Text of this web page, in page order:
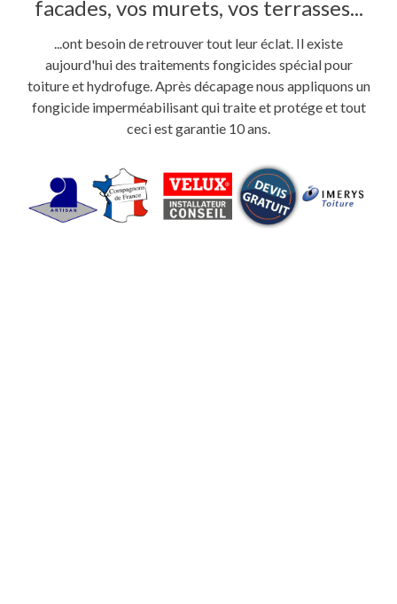
facades, vos murets, vos terrasses...
...ont besoin de retrouver tout leur éclat. Il existe
aujourd'hui des traitements fongicides spécial pour
toiture et hydrofuge. Après décapage nous appliquons un
fongicide imperméabilisant qui traite et protége et tout
ceci est garantie 10 ans.